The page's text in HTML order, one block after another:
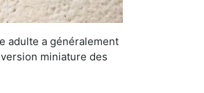
adulte a généralement
miniature des